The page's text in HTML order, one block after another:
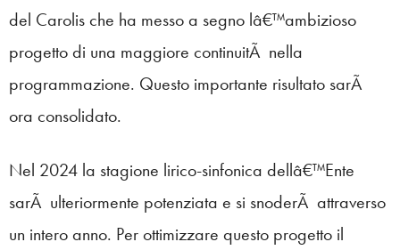
del Carolis che ha messo a segno lâ€™ambizioso
progetto di una maggiore continuitÃ nella
programmazione. Questo importante risultato sarÃ
ora consolidato.
Nel 2024 la stagione lirico-sinfonica dellâ€™Ente
sarÃ ulteriormente potenziata e si snoderÃ attraverso
un intero anno. Per ottimizzare questo progetto il